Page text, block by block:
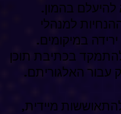
להיעלם בהמון.
למנהלי
במיקומים.
בכתיבת תוכן
עבור האלגוריתם.
מיידית,